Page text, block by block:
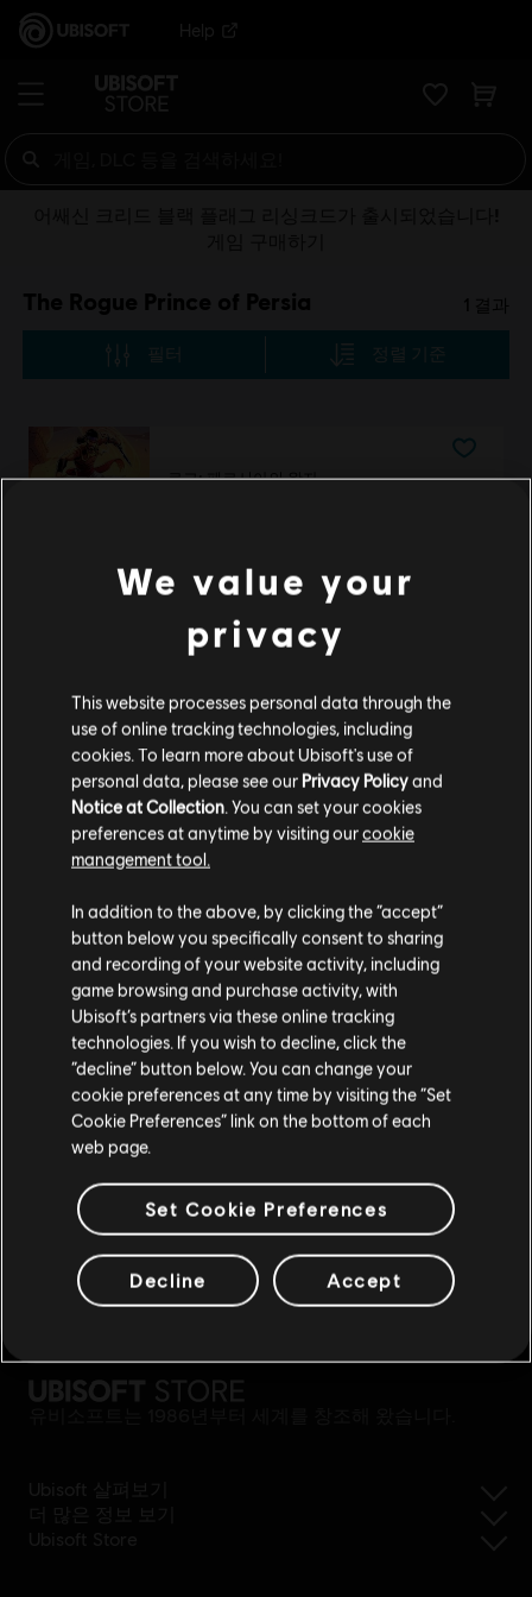
Help
The Rogue Prince of Persia 1 결과
필터 정렬 기준
로그: 페르시아의 왕자
1종 아이템1개 표시
공식 Ubisoft 상점에서 좋아하는 영웅을 모두 만나보십시오. 새로운 상품, 특별한 콜
렉터 에디션과 멋진 프로모션 등 Ubisoft 최고의 상품을 1년 내내 선보입니다. 시즌 패
스부터 수집품까지, 풍성한 즐길 거리로 게임을 완벽하게 체험하실 수 있 …
독점 혜택
간단한 환불
고객님은 미국에 위치하고 있다고 생각합니다.
구매를 위해 로컬 지역의 상점을 방문하십시오.
현재 스토어 유지
위치 업데이트
We value your
privacy
This website processes personal data through the
use of online tracking technologies, including
cookies. To learn more about Ubisoft's use of
personal data, please see our Privacy Policyand
Notice at Collection . You can set your cookies
preferences at anytime by visiting ourcookie
management tool.
In addition to the above, by clicking the “accept”
button below you specifically consent to sharing
and recording of your website activity, including
game browsing and purchase activity, with
Ubisoft’s partners via these online tracking
technologies. If you wish to decline, click the
“decline” button below. You can change your
cookie preferences at any time by visiting the “Set
Cookie Preferences” link on the bottom of each
web page.
Set Cookie Preferences
Decline Accept